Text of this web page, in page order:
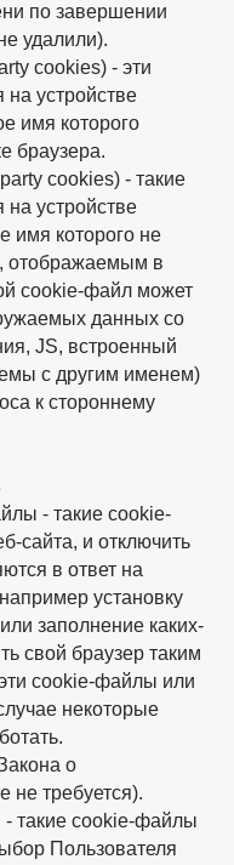
по завершении
удалили).
cookies) - эти
устройстве
имя которого
браузера.
cookies) - такие
устройстве
имя которого не
отображаемым в
cookie-файл может
данных со
JS, встроенный
с другим именем)
к стороннему
- такие cookie-
сайта, и отключить
в ответ на
установку
заполнение каких-
свой браузер таким
cookie-файлы или
некоторые
о
не требуется).
такие cookie-файлы
Пользователя